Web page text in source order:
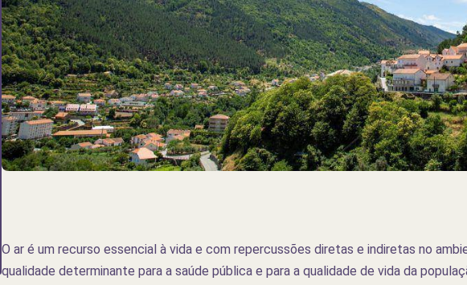
O ar é um recurso essencial à vida e com repercussões diretas e indiretas no
qualidade determinante para a saúde pública e para a qualidade de vida da